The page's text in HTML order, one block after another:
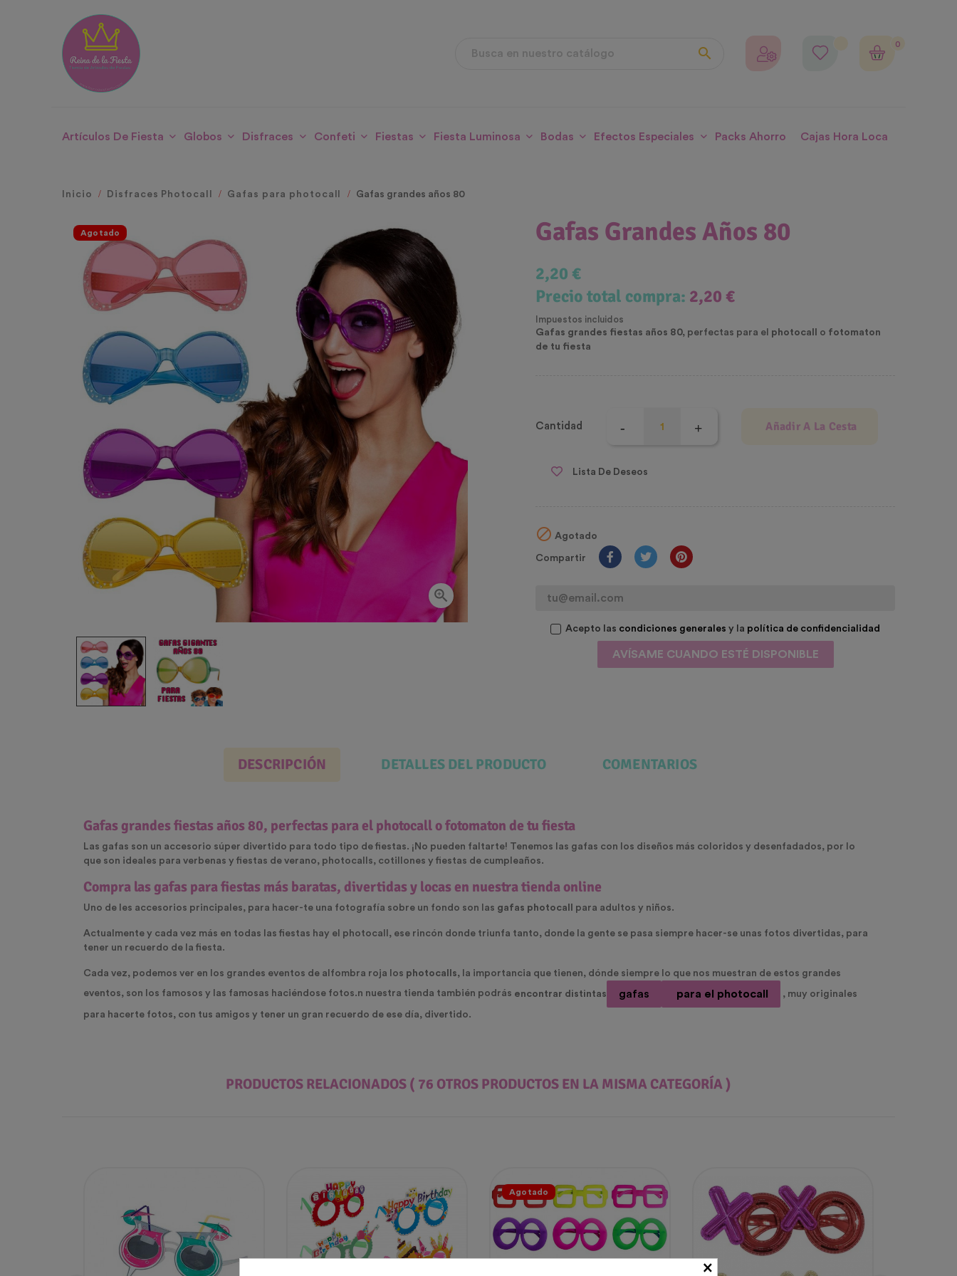

0
Artículos De Fiesta Globos Disfraces Confeti Fiestas Fiesta Luminosa Bodas Efectos Especiales Packs Ahorro Cajas Hora Loca
Inicio Disfraces Photocall Gafas para photocall Gafas grandes años 80
Agotado

Gafas Grandes Años 80
2,20 €
Precio total compra: 2,20 €
Impuestos incluidos
Gafas grandes fiestas años 80, perfectas para el photocall o fotomaton
de tu fiesta
Cantidad Añadir A La Cesta
Lista De Deseos
 Agotado
Compartir
Acepto las condiciones generales y la política de confidencialidad
AVÍSAME CUANDO ESTÉ DISPONIBLE
DESCRIPCIÓN DETALLES DEL PRODUCTO COMENTARIOS
Gafas grandes fiestas años 80, perfectas para el photocallofotomaton de tu fiesta
Las gafas son un accesorio súper divertido para todo tipo de fiestas. ¡No pueden faltarte! Tenemos las gafas con los diseños más coloridos y desenfadados, por lo
que son ideales para verbenas y fiestas de verano, photocalls, cotillones y fiestas de cumpleaños.
Compra las gafas para fiestas más baratas, divertidas y locas en nuestra tienda online
Uno de les accesorios principales, para hacer-te una fotografía sobre un fondo son las gafas photocall para adultos y niños.
Actualmente y cada vez más en todas las fiestas hay el photocall, ese rincón donde triunfa tanto, donde la gente se pasa siempre hacer-se unas fotos divertidas, para
tener un recuerdo de la fiesta.
Cada vez, podemos ver en los grandes eventos de alfombra roja los photocalls, la importancia que tienen, dónde siempre lo que nos muestran de estos grandes
eventos, son los famosos y las famosas haciéndose fotos.n nuestra tienda también podrás encontrar distintas gafas para el photocall , muy originales
para hacerte fotos, con tus amigos y tener un gran recuerdo de ese día, divertido.
PRODUCTOS RELACIONADOS ( 76 OTROS PRODUCTOS EN LA MISMA CATEGORÍA )
Agotado
×